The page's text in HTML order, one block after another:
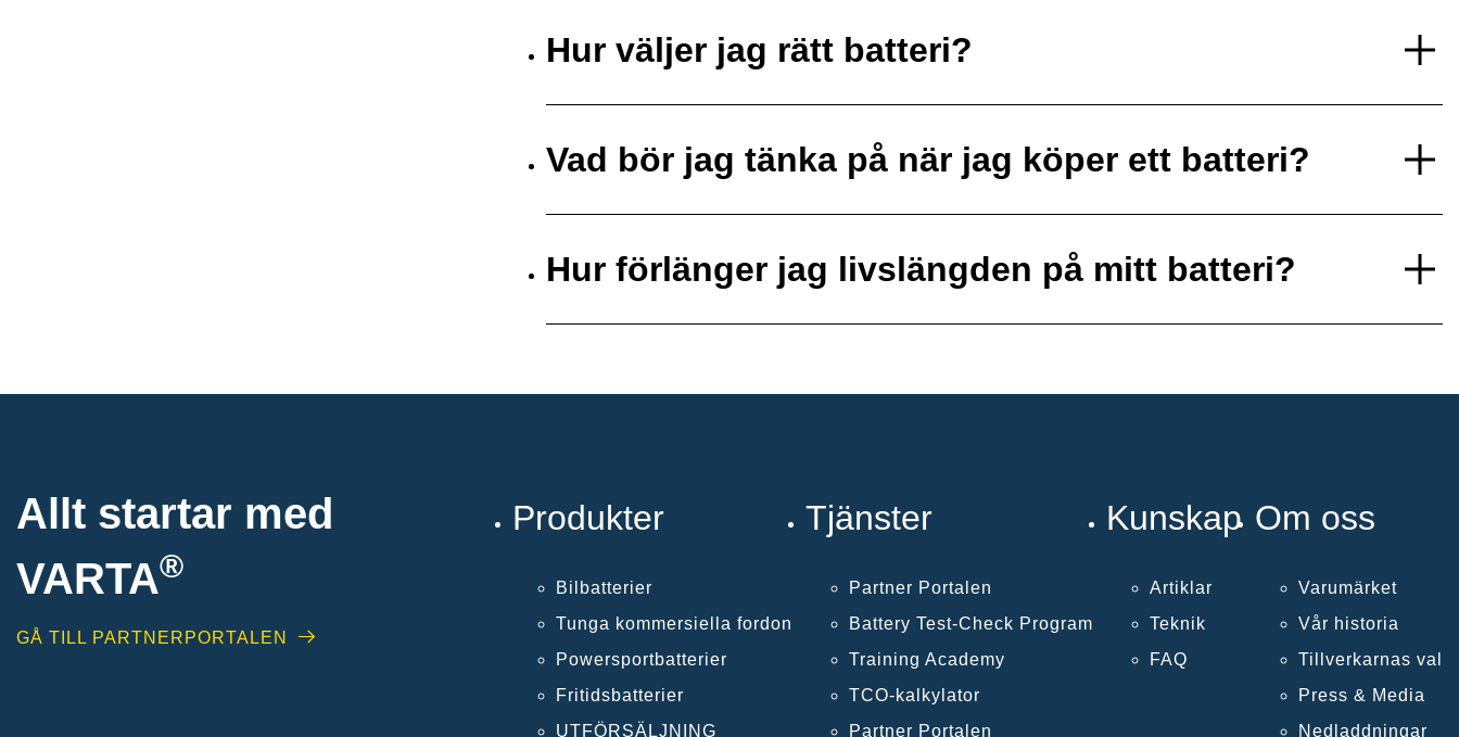
Hur väljer jag rätt batteri?
Vad bör jag tänka på när jag köper ett batteri?
Hur förlänger jag livslängden på mitt batteri?
Allt startar med
VARTA®
GÅ TILL PARTNERPORTALEN
Produkter
Bilbatterier
Tunga kommersiella fordon
Powersportbatterier
Fritidsbatterier
UTFÖRSÄLJNING
Tjänster
Partner Portalen
Battery Test-Check Program
Training Academy
TCO-kalkylator
Partner Portalen
Kunskap
Artiklar
Teknik
FAQ
Om oss
Varumärket
Vår historia
Tillverkarnas val
Press & Media
Nedladdningar